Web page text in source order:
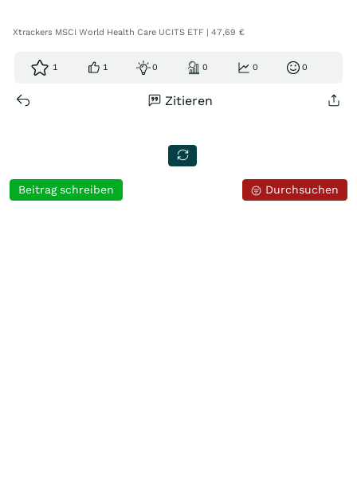
Xtrackers MSCI World Health Care UCITS ETF | 47,69 €
1 1 0 0 0 0
Zitieren
Durchsuchen
Beitrag schreiben